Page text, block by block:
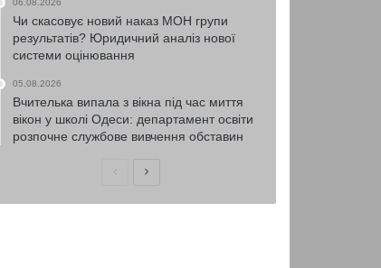
06.08.2026
Чи скасовує новий наказ МОН групи
результатів? Юридичний аналіз нової
системи оцінювання
05.08.2026
Вчителька випала з вікна під час миття
вікон у школі Одеси: департамент освіти
розпочне службове вивчення обставин
ПопередняНаступна